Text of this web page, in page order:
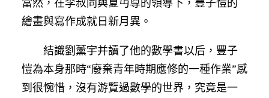
繪畫與寫作成就日新月異。
結識劉薰宇并讀了他的數學書以后，豐子
愷為本身那時“廢棄青年時期應修的一種作業”感
到很惋惜，沒有游覽過數學的世界，究竟是一